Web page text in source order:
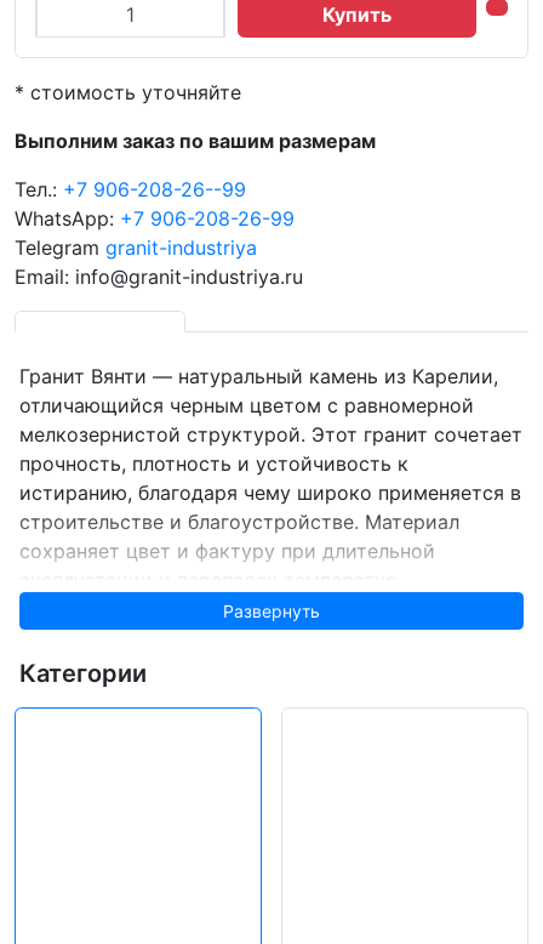
Купить
* стоимость уточняйте
Выполним заказ по вашим размерам
Тел.: +7 906-208-26--99
WhatsApp: +7 906-208-26-99
Telegram granit-industriya
Email: info@granit-industriya.ru
Гранит Вянти — натуральный камень из Карелии,
отличающийся черным цветом с равномерной
мелкозернистой структурой. Этот гранит сочетает
прочность, плотность и устойчивость к
истиранию, благодаря чему широко применяется в
строительстве и благоустройстве. Материал
сохраняет цвет и фактуру при длительной
Камень хорошо поддаётся обработке, подходит
гранита Вянти изготавливают брусчатку, плиты
мощения, фасадные панели и архитектурные
Развернуть
Категории